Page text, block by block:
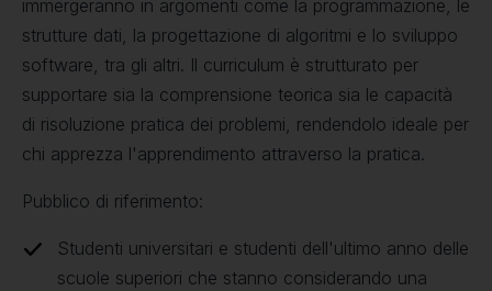
immergeranno in argomenti come la programmazione, le
strutture dati, la progettazione di algoritmi e lo sviluppo
software, tra gli altri. Il curriculum è strutturato per
supportare sia la comprensione teorica sia le capacità
di risoluzione pratica dei problemi, rendendolo ideale per
chi apprezza l'apprendimento attraverso la pratica.
Pubblico di riferimento:
Studenti universitari e studenti dell'ultimo anno delle
scuole superiori che stanno considerando una